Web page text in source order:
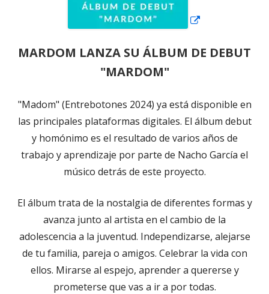
MARDOM LANZA SU ÁLBUM DE DEBUT
"MARDOM"
"Madom" (Entrebotones 2024) ya está disponible en
las principales plataformas digitales. El álbum debut
y homónimo es el resultado de varios años de
trabajo y aprendizaje por parte de Nacho García el
músico detrás de este proyecto.
El álbum trata de la nostalgia de diferentes formas y
avanza junto al artista en el cambio de la
adolescencia a la juventud. Independizarse, alejarse
de tu familia, pareja o amigos. Celebrar la vida con
ellos. Mirarse al espejo, aprender a quererse y
prometerse que vas a ir a por todas.